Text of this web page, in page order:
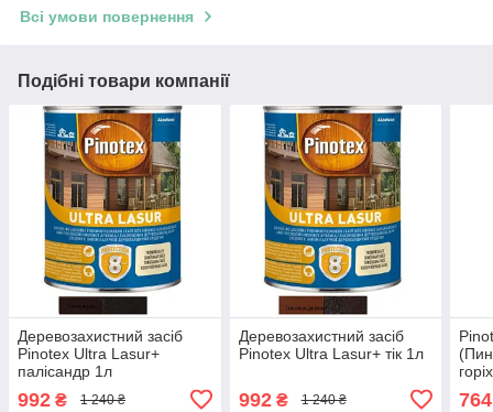
Всі умови повернення
Подібні товари компанії
Деревозахистний засіб
Pinotex Ultra Lasur+
палісандр 1л
992 ₴ 1 240 ₴
Деревозахистний засіб
Pinotex Ultra Lasur+ тік 1л
992₴ 1 240 ₴ 764